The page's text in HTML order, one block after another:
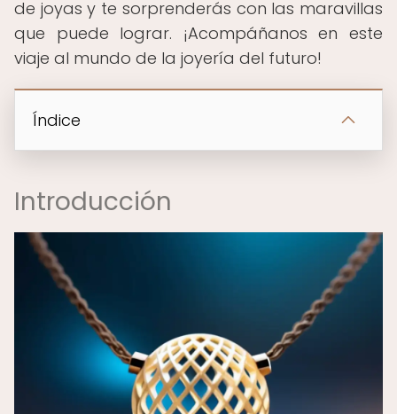
de joyas y te sorprenderás con las maravillas
que puede lograr. ¡Acompáñanos en este
viaje al mundo de la joyería del futuro!
Índice
Introducción